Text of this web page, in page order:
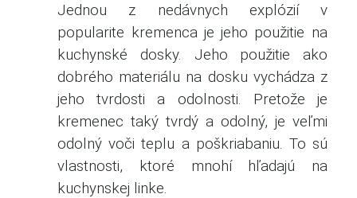
Jednou z nedávnych explózií v
popularite kremenca je jeho použitie na
kuchynské dosky.
Jeho použitie ako
dobrého materiálu na dosku vychádza z
jeho tvrdosti a odolnosti.
Pretože je
kremenec taký tvrdý a odolný, je veľmi
odolný voči teplu a poškriabaniu. To sú
vlastnosti, ktoré mnohí hľadajú na
kuchynskej linke.